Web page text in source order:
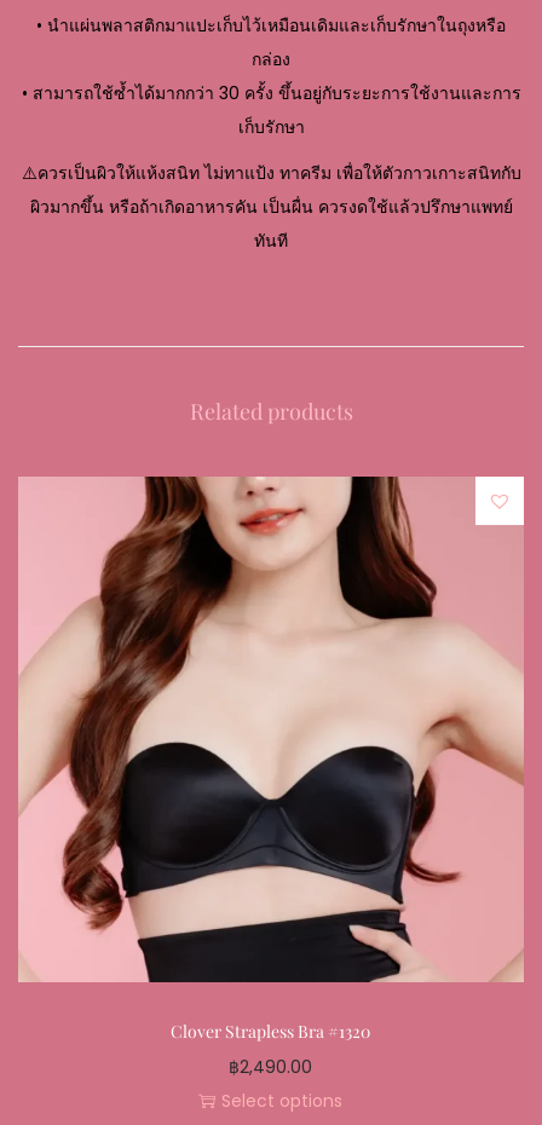
• นำแผ่นพลาสติกมาแปะเก็บไว้เหมือนเดิมและเก็บรักษาในถุงหรือ
กล่อง
• สามารถใช้ซ้ำได้มากกว่า 30 ครั้ง ขึ้นอยู่กับระยะการใช้งานและการ
เก็บรักษา
⚠️ควรเป็นผิวให้แห้งสนิท ไม่ทาแป้ง ทาครีม เพื่อให้ตัวกาวเกาะสนิทกับ
ผิวมากขึ้น หรือถ้าเกิดอาหารคัน เป็นผื่น ควรงดใช้แล้วปรึกษาแพทย์
ทันที
Related products
Clover Strapless Bra #1320
฿2,490.00
Select options